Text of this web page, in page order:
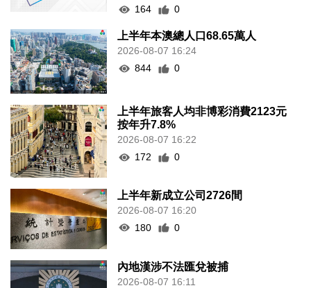
164
0
上半年本澳總人口68.65萬人
2026-08-07 16:24
844
0
上半年旅客人均非博彩消費2123元
按年升7.8%
2026-08-07 16:22
172
0
上半年新成立公司2726間
2026-08-07 16:20
180
0
內地漢涉不法匯兌被捕
2026-08-07 16:11